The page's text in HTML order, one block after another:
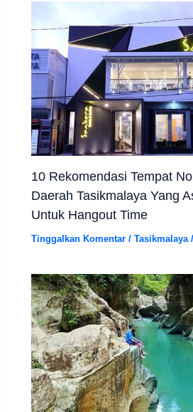
10 Rekomendasi Tempat
Daerah Tasikmalaya Yang
Untuk Hangout Time
Tinggalkan Komentar /Tasikmalaya